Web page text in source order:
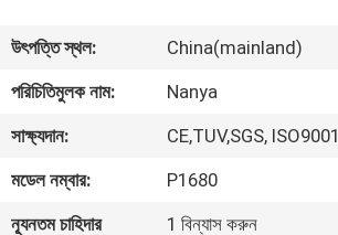
ভিডিও
VR
প্রদর্শন
উৎপত্তি স্থল:
China(mainland)
পরিচিতিমুলক নাম:
Nanya
সাক্ষ্যদান:
CE,TUV,SGS, ISO9001
মডেল নম্বার:
P1680
ন্যূনতম চাহিদার
1 বিন্যাস করুন